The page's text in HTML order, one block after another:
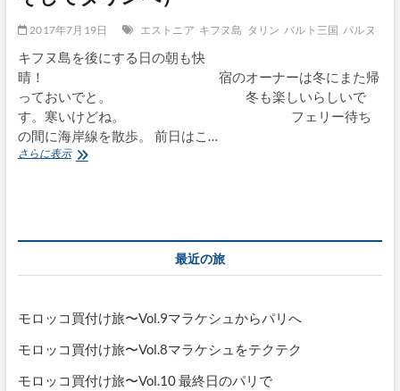
2017年7月19日 エストニア キフヌ島 タリン バルト三国 パルヌ
キフヌ島を後にする日の朝も快
晴！ 宿のオーナーは冬にまた帰
っておいでと。 冬も楽しいらしいで
す。寒いけどね。 フェリー待ち
の間に海岸線を散歩。 前日はこ…
さらに表示愛
か
ら
パ
ヌ、
最近の旅
モロッコ買付け旅〜Vol.9マラケシュからパリへ
モロッコ買付け旅〜Vol.8マラケシュをテクテク
モロッコ買付け旅〜Vol.10 最終日のパリで